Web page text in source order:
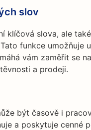
slov
klíčová slova, ale
funkce umožňuje
vám zaměřit se
a prodeji.
být časově i
a poskytuje cenné